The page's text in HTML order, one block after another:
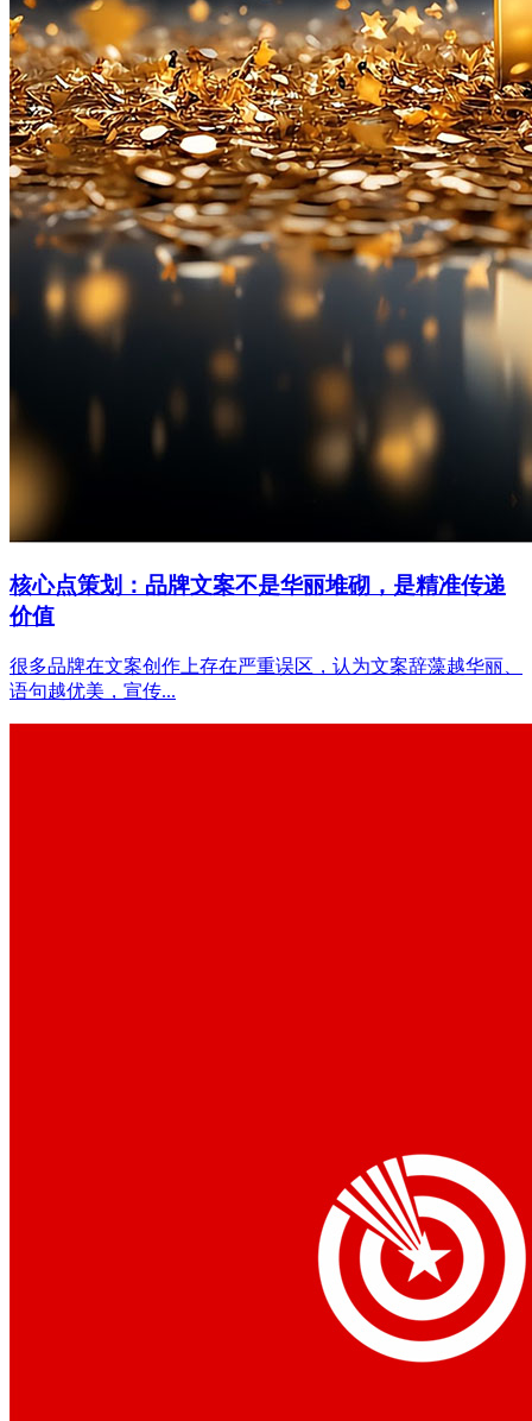
核心点策划：品牌文案不是华丽堆砌，是精准传递
价值
很多品牌在文案创作上存在严重误区，认为文案辞藻越华丽、
语句越优美，宣传...